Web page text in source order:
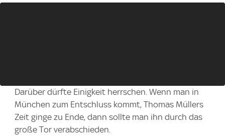
Darüber dürfte Einigkeit herrschen. Wenn man in
München zum Entschluss kommt, Thomas Müllers
Zeit ginge zu Ende, dann sollte man ihn durch das
große Tor verabschieden.